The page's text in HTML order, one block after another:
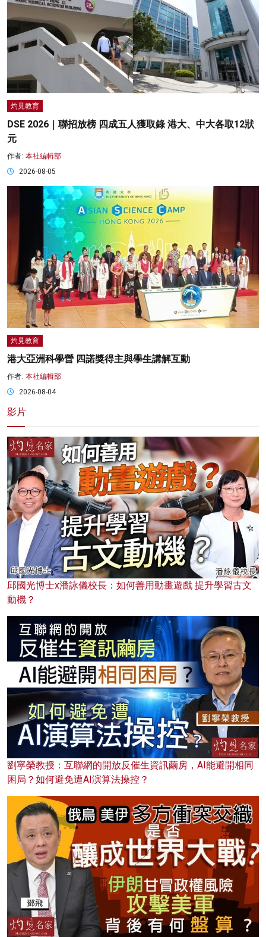
灼見教育
DSE 2026｜聯招放榜 四成五人獲取錄 港大、中大各取12狀
元
作者: 本社編輯部
2026-08-05
灼見教育
港大亞洲科學營 四諾獎得主與學生講解互動
作者: 本社編輯部
2026-08-04
影片
邱國光博士x潘詠儀校長：如何善用動畫遊戲 提升學習古文
動機？
劉寧榮教授：互聯網的開放反催生資訊繭房，AI能避開相同
困局？如何避免遭AI演算法操控？